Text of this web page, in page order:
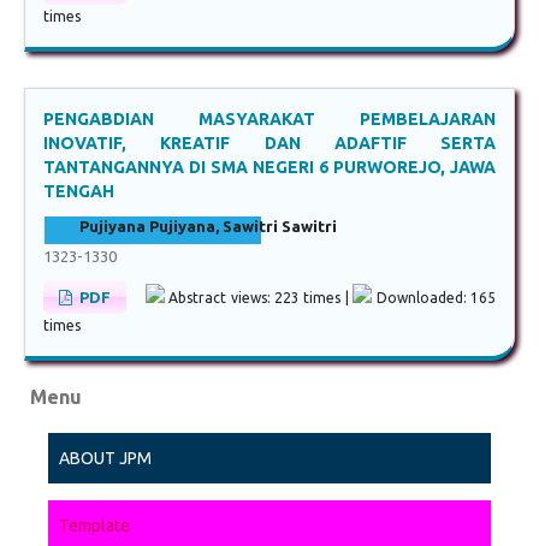
times
PENGABDIAN MASYARAKAT PEMBELAJARAN
INOVATIF, KREATIF DAN ADAFTIF SERTA
TANTANGANNYA DI SMA NEGERI 6 PURWOREJO, JAWA
TENGAH
Pujiyana Pujiyana, Sawitri Sawitri
1323-1330
PDF Abstract views: 223 times |
Downloaded: 165
times
Menu
ABOUT JPM
Template